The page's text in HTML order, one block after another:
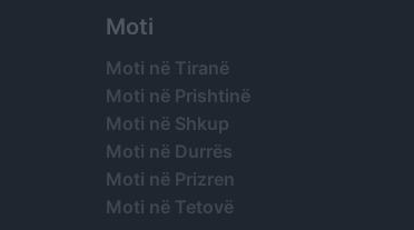
Moti
Moti në Tiranë
Moti në Prishtinë
Moti në Shkup
Moti në Durrës
Moti në Prizren
Moti në Tetovë